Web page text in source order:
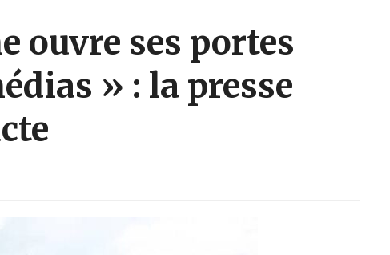
ouvre ses portes
» : la presse